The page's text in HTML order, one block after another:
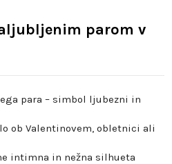
parom v
para – simbol ljubezni in
ob Valentinovem, obletnici ali
intimna in nežna silhueta